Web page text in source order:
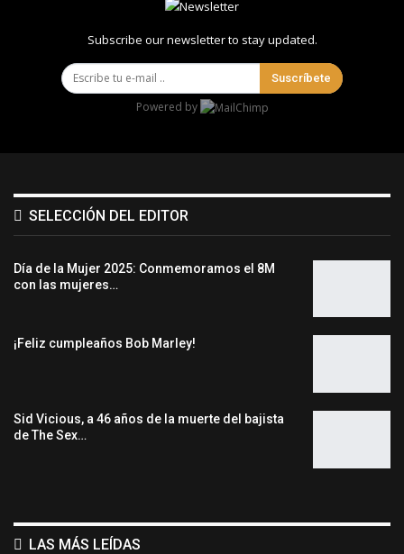
Subscribe our newsletter to stay updated.
Suscríbete
Powered by
SELECCIÓN DEL EDITOR
Día de la Mujer 2025: Conmemoramos el 8M
con las mujeres…
¡Feliz cumpleaños Bob Marley!
Sid Vicious, a 46 años de la muerte del bajista
de The Sex…
LAS MÁS LEÍDAS